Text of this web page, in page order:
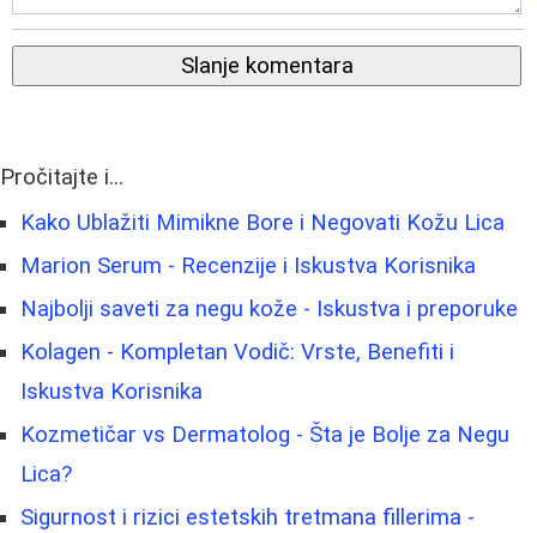
Slanje komentara
Pročitajte i...
Kako Ublažiti Mimikne Bore i Negovati Kožu Lica
Marion Serum - Recenzije i Iskustva Korisnika
Najbolji saveti za negu kože - Iskustva i preporuke
Kolagen - Kompletan Vodič: Vrste, Benefiti i
Iskustva Korisnika
Kozmetičar vs Dermatolog - Šta je Bolje za Negu
Lica?
Sigurnost i rizici estetskih tretmana fillerima -